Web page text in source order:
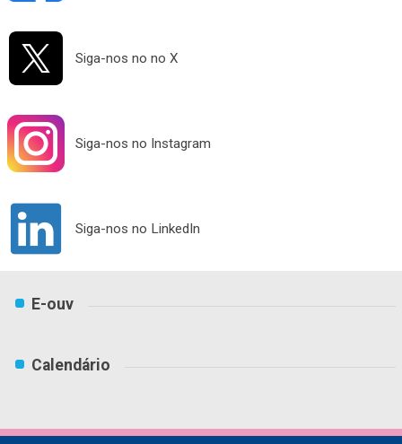
Siga-nos no no X
Siga-nos no Instagram
Siga-nos no LinkedIn
E-ouv
Calendário